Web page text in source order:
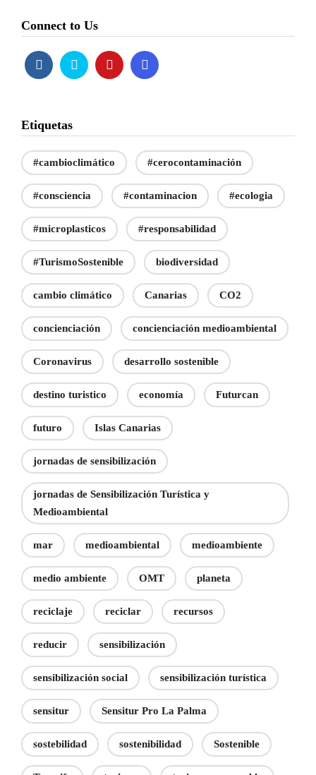
Connect to Us
Etiquetas
#cambioclimático #cerocontaminación
#consciencia #contaminacion #ecologia
#microplasticos #responsabilidad
#TurismoSostenible biodiversidad
cambio climático Canarias CO2
concienciación concienciación medioambiental
Coronavirus desarrollo sostenible
destino turistico economía Futurcan
futuro Islas Canarias
jornadas de sensibilización
jornadas de Sensibilización Turística y
Medioambiental
mar medioambiental medioambiente
medio ambiente OMT planeta
reciclaje reciclar recursos
reducir sensibilización
sensibilización social sensibilización turística
sensitur Sensitur Pro La Palma
sostebilidad sostenibilidad Sostenible